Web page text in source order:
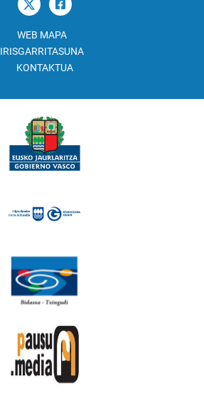
WEB MAPA
IRISGARRITASUNA
KONTAKTUA